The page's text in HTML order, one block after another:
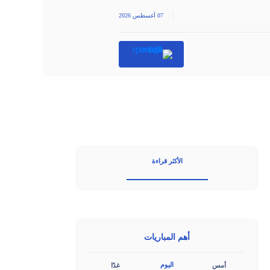
07 أغسطس 2026
الأكثر قراءة
أهم المباريات
أمس اليوم غدًا